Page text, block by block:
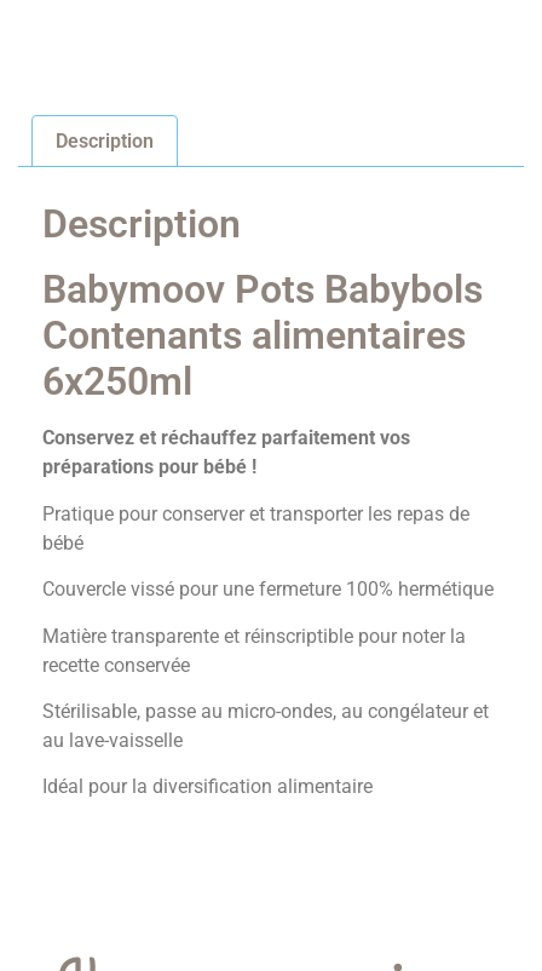
Description
Description
Babymoov Pots Babybols
Contenants alimentaires
6x250ml
Conservez et réchauffez parfaitement vos
préparations pour bébé !
Pratique pour conserver et transporter les repas de
bébé
Couvercle vissé pour une fermeture 100% hermétique
Matière transparente et réinscriptible pour noter la
recette conservée
Stérilisable, passe au micro-ondes, au congélateur et
au lave-vaisselle
Idéal pour la diversification alimentaire